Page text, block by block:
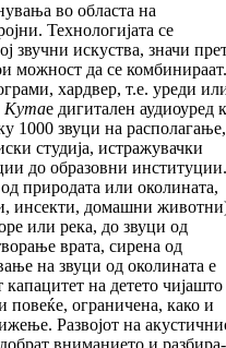
во областа на
Технологијата се
звучни искуства, значи
мож­ност да се комбинираат.
хардвер, т.е. уреди
Kymaе дигитален аудиоуред
1000 звуци на рас­по­ла­га­ње,
сту­дија, истражувачки
до образовни институции.
при­ро­да­та или околината,
инсекти, домашни
или ре­ка, до звуци од
врата, сирена од
на звуци од око­ли­на­та е
ка­па­цитет на детето чијашто
повеќе, ограничена, како и
Раз­војот на